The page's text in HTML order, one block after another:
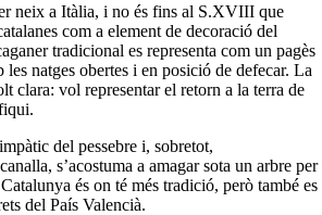
neix a Itàlia, i no és fins al S.XVIII que
com a element de decoració del
tradicional es representa com un pagès
natges obertes i en posició de defecar. La
clara: vol representar el retorn a la terra de
del pessebre i, sobretot,
s’acostuma a amagar sota un arbre per
és on té més tradició, però també es
del País Valencià.